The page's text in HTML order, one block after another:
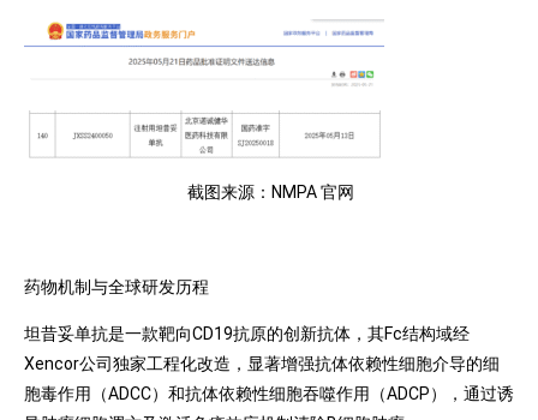
截图来源：NMPA 官网
药物机制与全球研发历程
坦昔妥单抗是一款靶向CD19抗原的创新抗体，其Fc结构域经
Xencor公司独家工程化改造，显著增强抗体依赖性细胞介导的细
胞毒作用（ADCC）和抗体依赖性细胞吞噬作用（ADCP），通过诱